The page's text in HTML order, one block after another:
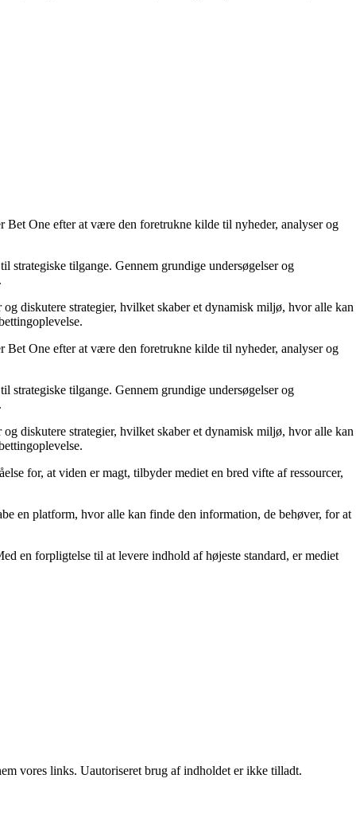
Bet One efter at være den foretrukne kilde til nyheder, analyser og
strategiske tilgange. Gennem grundige undersøgelser og
diskutere strategier, hvilket skaber et dynamisk miljø, hvor alle kan
Bet One efter at være den foretrukne kilde til nyheder, analyser og
strategiske tilgange. Gennem grundige undersøgelser og
diskutere strategier, hvilket skaber et dynamisk miljø, hvor alle kan
for, at viden er magt, tilbyder mediet en bred vifte af ressourcer,
en platform, hvor alle kan finde den information, de behøver, for at
en forpligtelse til at levere indhold af højeste standard, er mediet
vores links. Uautoriseret brug af indholdet er ikke tilladt.